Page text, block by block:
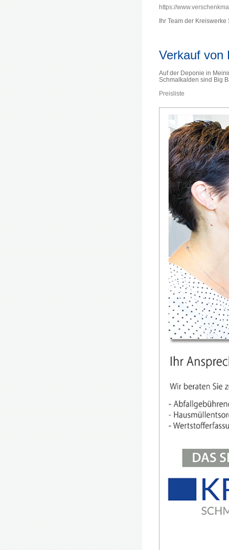
https://
Ihr Team der
Verkauf von
Auf der Deponie in
Schmalkalden sind Big
Preisliste